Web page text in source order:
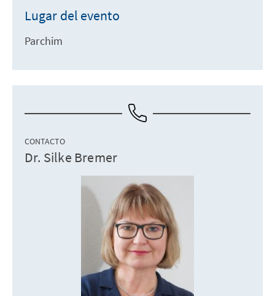
Lugar del evento
Parchim
CONTACTO
Dr. Silke Bremer